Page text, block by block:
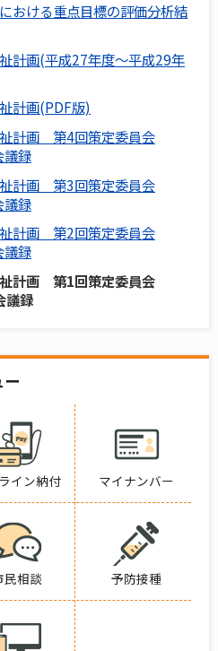
おける重点目標の評価分析結
計画(平成27年度～平成29年
計画(PDF版)
計画 第4回策定委員会
議録
計画 第3回策定委員会
議録
計画 第2回策定委員会
議録
計画 第1回策定委員会
議録
イン納付 マイナンバー
民相談 予防接種